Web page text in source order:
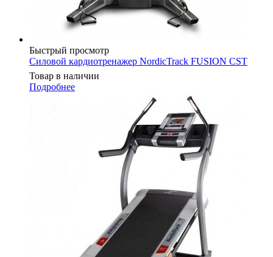
Быстрый просмотр
Силовой кардиотренажер NordicTrack FUSION CST
Товар в наличии
Подробнее